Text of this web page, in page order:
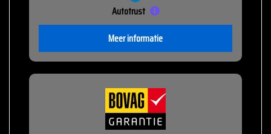
Autotrust
Meer informatie